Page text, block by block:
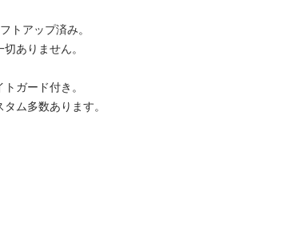
トアップ済み。
ありません。
ガード付き。